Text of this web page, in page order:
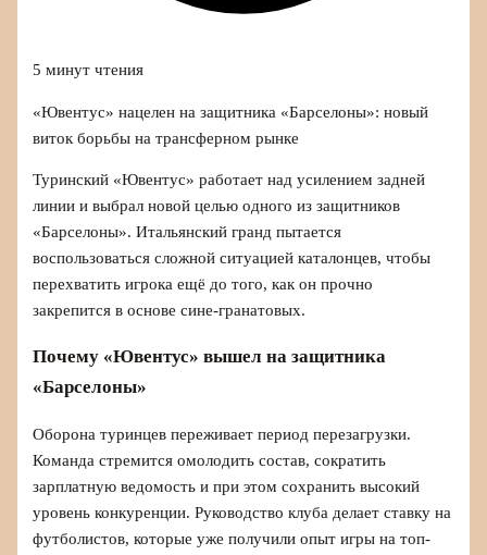
5 минут чтения
«Ювентус» нацелен на защитника «Барселоны»: новый
виток борьбы на трансферном рынке
Туринский «Ювентус» работает над усилением задней
линии и выбрал новой целью одного из защитников
«Барселоны». Итальянский гранд пытается
воспользоваться сложной ситуацией каталонцев, чтобы
перехватить игрока ещё до того, как он прочно
закрепится в основе сине-гранатовых.
Почему «Ювентус» вышел на защитника
«Барселоны»
Оборона туринцев переживает период перезагрузки.
Команда стремится омолодить состав, сократить
зарплатную ведомость и при этом сохранить высокий
уровень конкуренции. Руководство клуба делает ставку на
футболистов, которые уже получили опыт игры на топ-